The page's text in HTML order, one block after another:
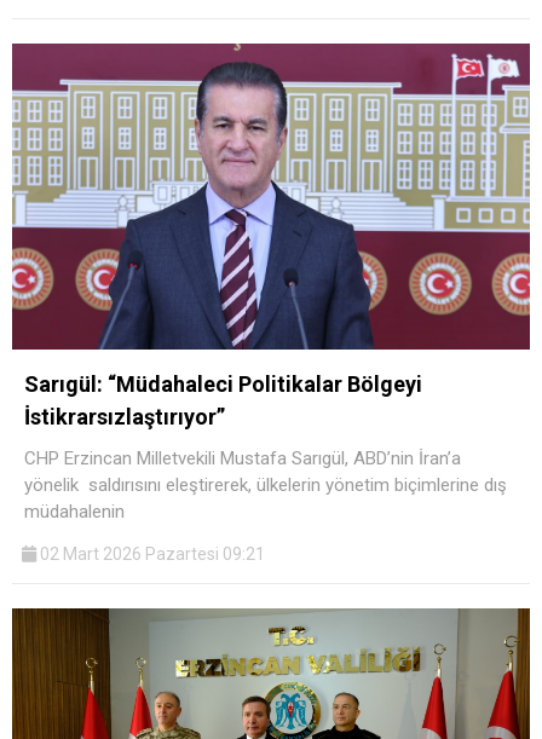
Sarıgül: “Müdahaleci Politikalar Bölgeyi
İstikrarsızlaştırıyor”
CHP Erzincan Milletvekili Mustafa Sarıgül, ABD’nin İran’a
yönelik saldırısını eleştirerek, ülkelerin yönetim biçimlerine dış
müdahalenin
02 Mart 2026 Pazartesi 09:21